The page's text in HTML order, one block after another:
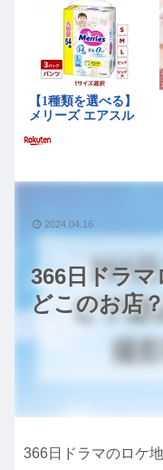
366日ドラ
どこのお店
2024.04.16
366日ドラマのロケ